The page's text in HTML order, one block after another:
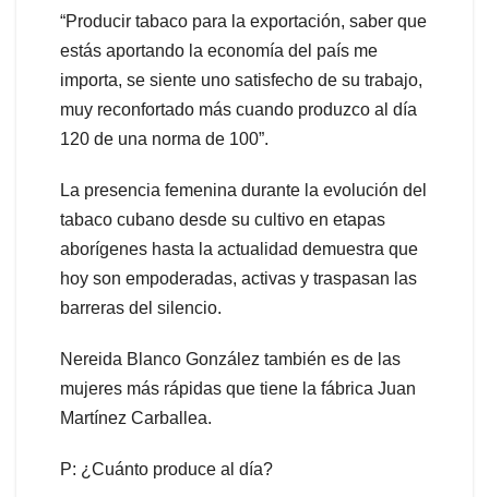
“Producir tabaco para la exportación, saber que
estás aportando la economía del país me
importa, se siente uno satisfecho de su trabajo,
muy reconfortado más cuando produzco al día
120 de una norma de 100”.
La presencia femenina durante la evolución del
tabaco cubano desde su cultivo en etapas
aborígenes hasta la actualidad demuestra que
hoy son empoderadas, activas y traspasan las
barreras del silencio.
Nereida Blanco González también es de las
mujeres más rápidas que tiene la fábrica Juan
Martínez Carballea.
P: ¿Cuánto produce al día?